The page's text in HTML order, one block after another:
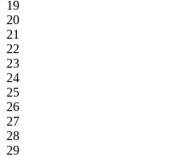
19
20
21
22
23
24
25
26
27
28
29